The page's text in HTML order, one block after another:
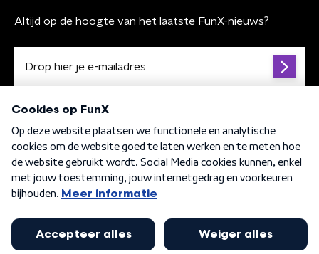
Altijd op de hoogte van het laatste FunX-nieuws?
Algemene voorwaarden Privacybeleid